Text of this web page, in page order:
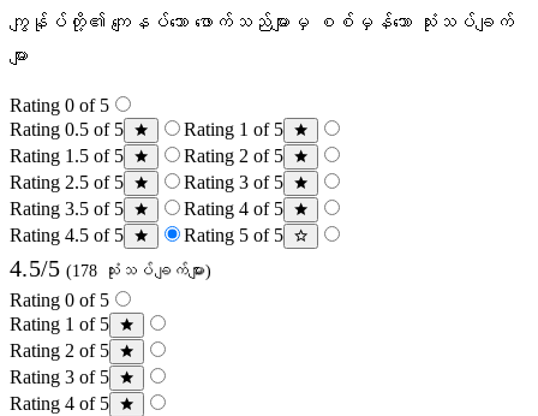
ကျွန်ုပ်တို့၏ ကျေနပ်သော ဖောက်သည်များမှ စစ်မှန်သော သုံးသပ်ချက်
များ
Rating 0 of 5
Rating 0.5 of 5
Rating 1 of 5
Rating 1.5 of 5
Rating 2 of 5
Rating 2.5 of 5
Rating 3 of 5
Rating 3.5 of 5
Rating 4 of 5
Rating 4.5 of 5
Rating 5 of 5
4.5/5 (178 သုံးသပ်ချက်များ)
Rating 0 of 5
Rating 1 of 5
Rating 2 of 5
Rating 3 of 5
Rating 4 of 5